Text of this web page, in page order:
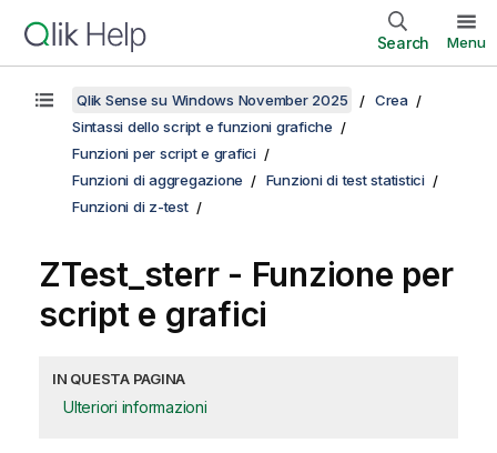
Search Menu
Qlik Sense su Windows November 2025
Crea
Sintassi dello script e funzioni grafiche
Funzioni per script e grafici
Funzioni di aggregazione
Funzioni di test statistici
Funzioni di z-test
ZTest_sterr- Funzione per
script e grafici
IN QUESTA PAGINA
Ulteriori informazioni